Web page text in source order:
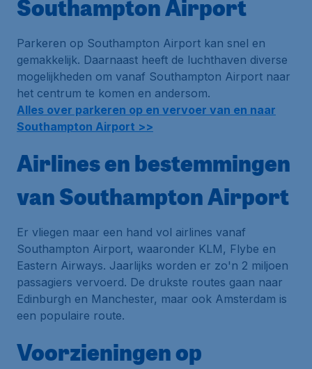
Southampton Airport
Parkeren op Southampton Airport kan snel en
gemakkelijk. Daarnaast heeft de luchthaven diverse
mogelijkheden om vanaf Southampton Airport naar
het centrum te komen en andersom.
Alles over parkeren op en vervoer van en naar
Southampton Airport >>
Airlines en bestemmingen
van Southampton Airport
Er vliegen maar een hand vol airlines vanaf
Southampton Airport, waaronder KLM, Flybe en
Eastern Airways. Jaarlijks worden er zo'n 2 miljoen
passagiers vervoerd. De drukste routes gaan naar
Edinburgh en Manchester, maar ook Amsterdam is
een populaire route.
Voorzieningen op